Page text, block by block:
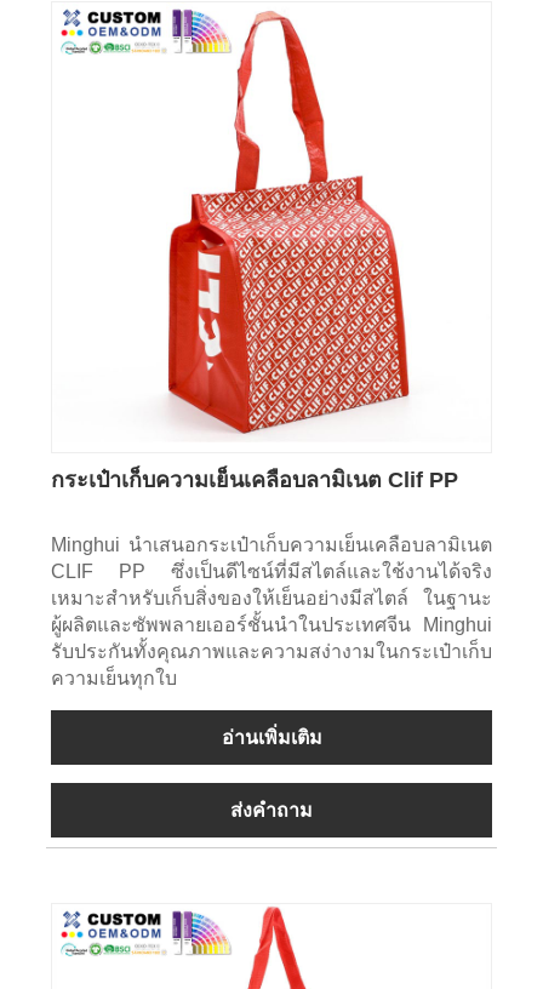
กระเป๋าเก็บความเย็นเคลือบลามิเนต Clif PP
Minghui นำเสนอกระเป๋าเก็บความเย็นเคลือบลามิเนต
CLIF PP ซึ่งเป็นดีไซน์ที่มีสไตล์และใช้งานได้จริง
เหมาะสำหรับเก็บสิ่งของให้เย็นอย่างมีสไตล์ ในฐานะ
ผู้ผลิตและซัพพลายเออร์ชั้นนำในประเทศจีน Minghui
รับประกันทั้งคุณภาพและความสง่างามในกระเป๋าเก็บ
ความเย็นทุกใบ
อ่านเพิ่มเติม
ส่งคำถาม